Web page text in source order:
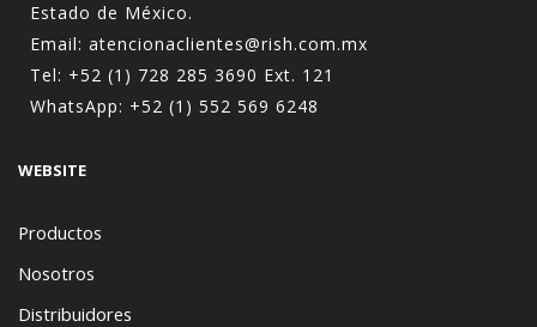
Estado de México.
Email: atencionaclientes@rish.com.mx
Tel: +52 (1) 728 285 3690 Ext. 121
WhatsApp: +52 (1) 552 569 6248
WEBSITE
Productos
Nosotros
Distribuidores